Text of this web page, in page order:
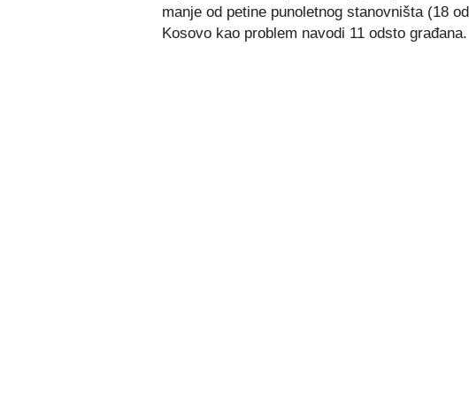
manje od petine punoletnog stanovništa (18
Kosovo kao problem navodi 11 odsto građana.